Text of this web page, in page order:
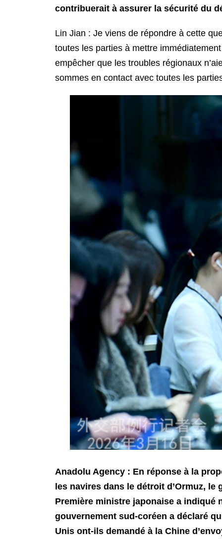
contribuerait à assurer la sécurité du
Lin Jian : Je viens de répondre à cette
toutes les parties à mettre
empêcher que les troubles régionaux
sommes en contact avec toutes les
Anadolu Agency : En réponse à la
les navires dans le détroit d’Ormuz, le
Première ministre japonaise a indiqué
gouvernement sud-coréen a déclaré
Unis ont-ils demandé à la Chine